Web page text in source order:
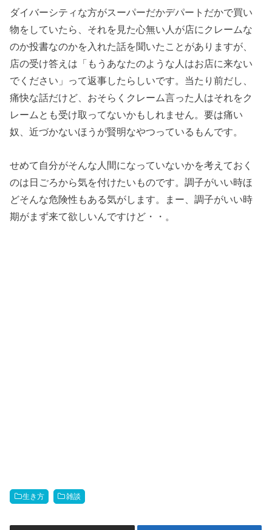
ダイバーシティな方がスーパーだかデパートだかで買い
物をしていたら、それを見た心無い人が店にクレームな
のか投書なのかを入れた話を聞いたことがありますが、
店の受け答えは「もうあなたのような人はお店に来ない
でください」って返事したらしいです。当たり前だし、
痛快な話だけど、おそらくクレーム言った人はそれをク
レームとも受け取ってないかもしれません。要は痛い
奴、近づかないほうが賢明なやつっているもんです。
せめて自分がそんな人間になっていないかを考えておく
のは日ごろから気を付けたいものです。調子がいい時ほ
どそんな危険性もある気がします。まー、調子がいい時
期がまず来て欲しいんですけど・・。
生き方 雑談